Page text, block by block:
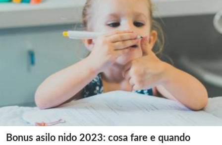
Bonus asilo nido 2023: cosa fare e quando